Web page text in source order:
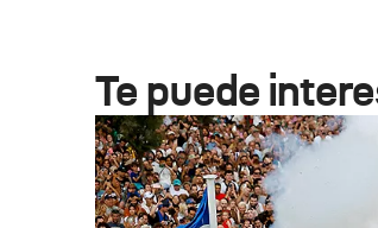
Te puede